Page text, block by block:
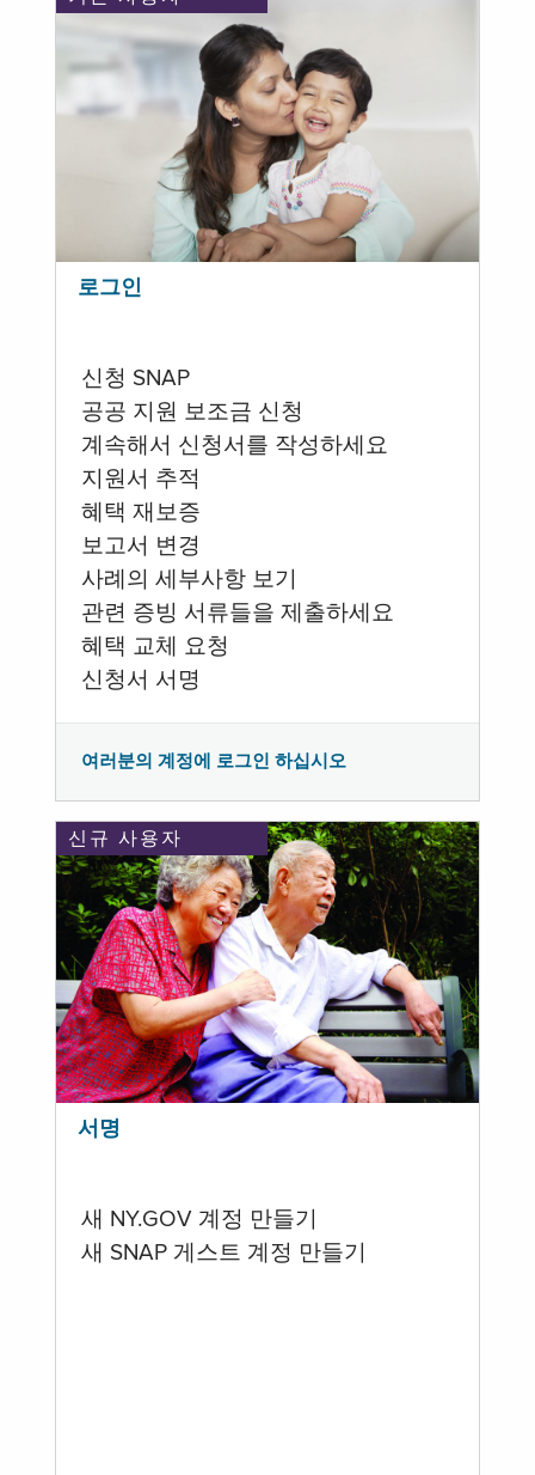
로그인
신청 SNAP
공공 지원 보조금 신청
계속해서 신청서를 작성하세요
지원서 추적
혜택 재보증
보고서 변경
사례의 세부사항 보기
관련 증빙 서류들을 제출하세요
혜택 교체 요청
신청서 서명
여러분의 계정에 로그인 하십시오
신규 사용자
서명
새 NY.GOV 계정 만들기
새 SNAP 게스트 계정 만들기